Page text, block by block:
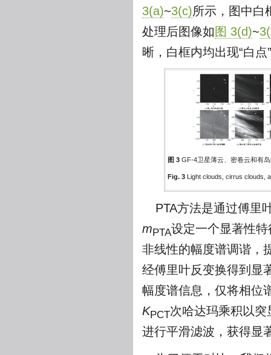
3(a)~3(c)所示，图中白
处理后图像如 图 3(d)~
晰，白框内均出现“白
图 3 GF-4卫星薄云、密卷云和有
Fig. 3 Light clouds, cirrus clouds,
PTA方法是通过傅里
mPTA设定一个显著性
非线性的幅度谱调谐，
经傅里叶反变换得到显
幅度谱信息，仅将相位
KPCT次哈达玛乘积以
进行平滑滤波，获得显